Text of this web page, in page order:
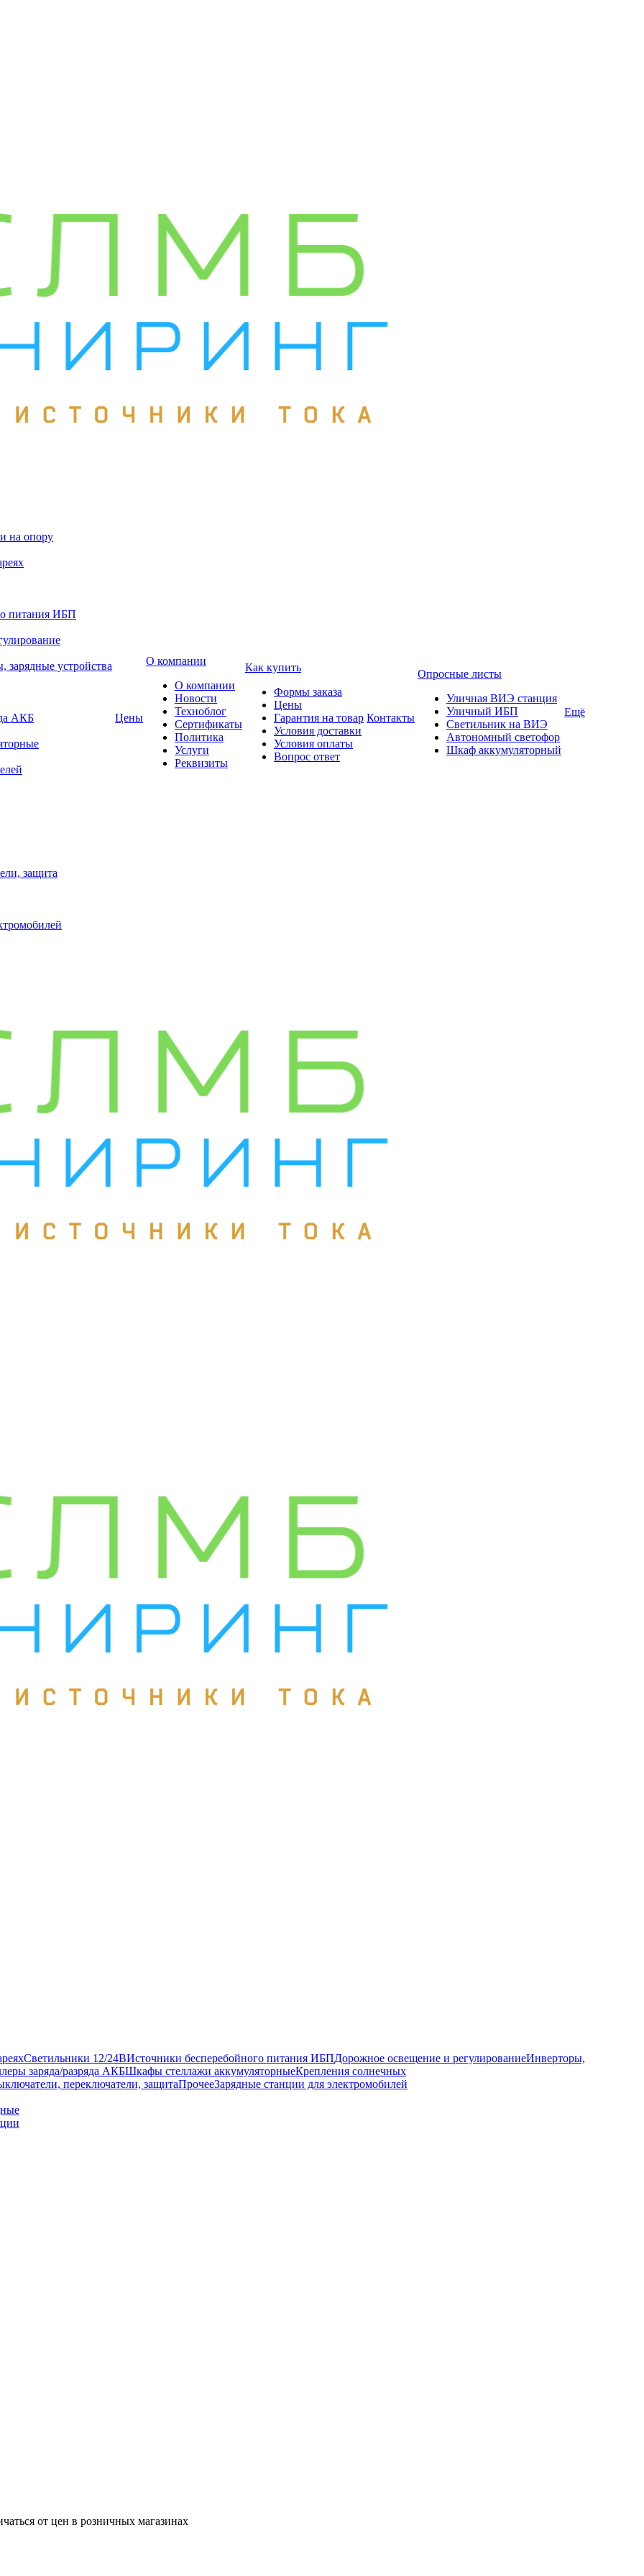
на опору
питания ИБП
зарядные устройства
АКБ
защита
Цены
О компании
О компании
Новости
Техноблог
Сертификаты
Политика
Услуги
Реквизиты
Как купить
Формы заказа
Цены
Гарантия на товар
Условия доставки
Условия оплаты
Вопрос ответ
Контакты
Опросные листы
Уличная ВИЭ станция
Уличный ИБП
Светильник на ВИЭ
Автономный светофор
Шкаф аккумуляторный
Ещё
Светильники 12/24ВИсточники бесперебойного питания ИБПДорожное освещение и регулированиеИнверторы,
заряда/разряда АКБШкафы стеллажи аккумуляторныеКрепления солнечных
переключатели, защитаПрочееЗарядные станции для электромобилей
от цен в розничных магазинах